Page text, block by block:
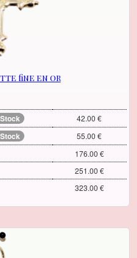
fine en or
42.00 €
55.00 €
176.00 €
251.00 €
323.00 €